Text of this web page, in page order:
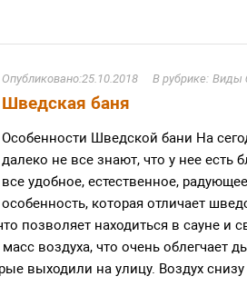
25.10.2018 Виды
Шведская баня
Особенности Шведской бани На
далеко не все знают, что у нее есть
все удобное, естественное,
особенность, которая отличает
позволяет находиться в сауне
воздуха, что очень облегчает
выходили на улицу. Воздух снизу